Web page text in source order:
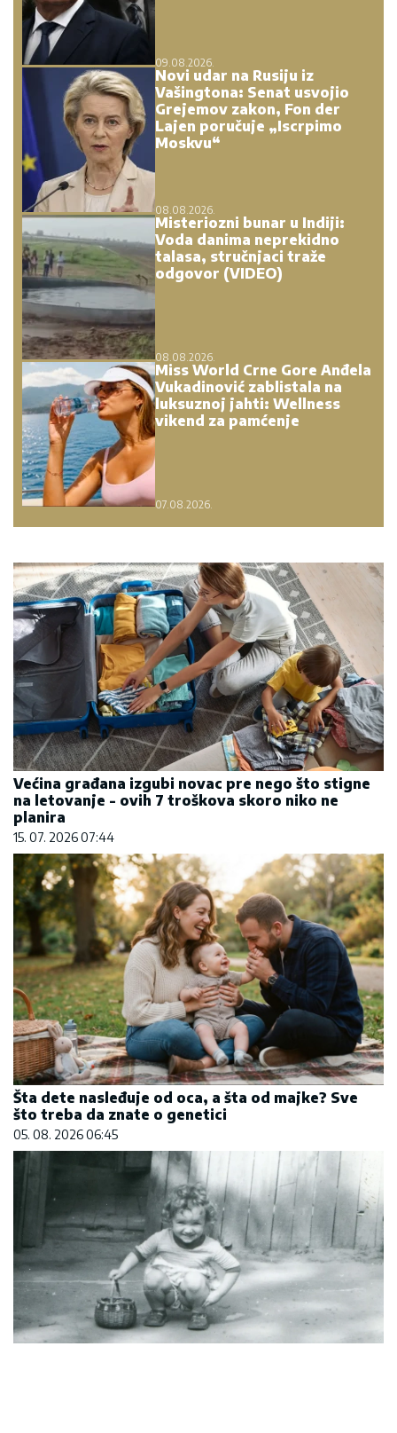
09.08.2026.
Novi udar na Rusiju iz
Vašingtona: Senat usvojio
Grejemov zakon, Fon der
Lajen poručuje „Iscrpimo
Moskvu“
08.08.2026.
Misteriozni bunar u Indiji:
Voda danima neprekidno
talasa, stručnjaci traže
odgovor (VIDEO)
08.08.2026.
Miss World Crne Gore Anđela
Vukadinović zablistala na
luksuznoj jahti: Wellness
vikend za pamćenje
07.08.2026.
Većina građana izgubi novac pre nego što stigne
na letovanje - ovih 7 troškova skoro niko ne
planira
15. 07. 2026 07:44
Šta dete nasleđuje od oca, a šta od majke? Sve
što treba da znate o genetici
05. 08. 2026 06:45